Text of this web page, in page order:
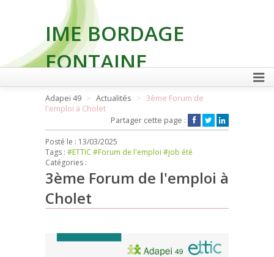
IME BORDAGE
FONTAINE
FAIRE UN DON
Adapei 49 Actualités
3ème Forum de
l'emploi à Cholet
Partager cette page :
Posté le : 13/03/2025
Tags : #ETTIC #Forum de l'emploi #job été
Catégories :
3ème Forum de l'emploi à
Cholet